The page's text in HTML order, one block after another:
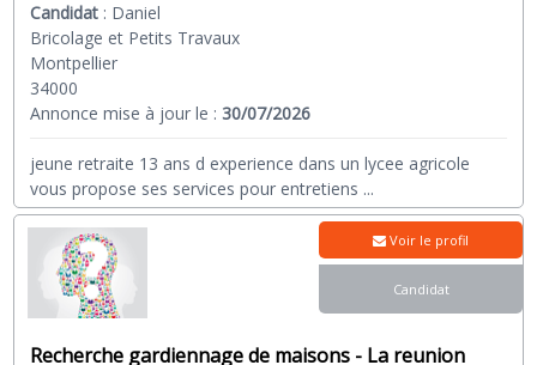
Candidat : Daniel
Bricolage et Petits Travaux
Montpellier
34000
Annonce mise à jour le :30/07/2026
jeune retraite 13 ans d experience dans un lycee agricole
vous propose ses services pour entretiens ...
Recherche gardiennage de maisons - La reunion
Voir le profil
Candidat